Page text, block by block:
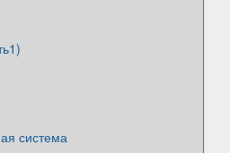
система